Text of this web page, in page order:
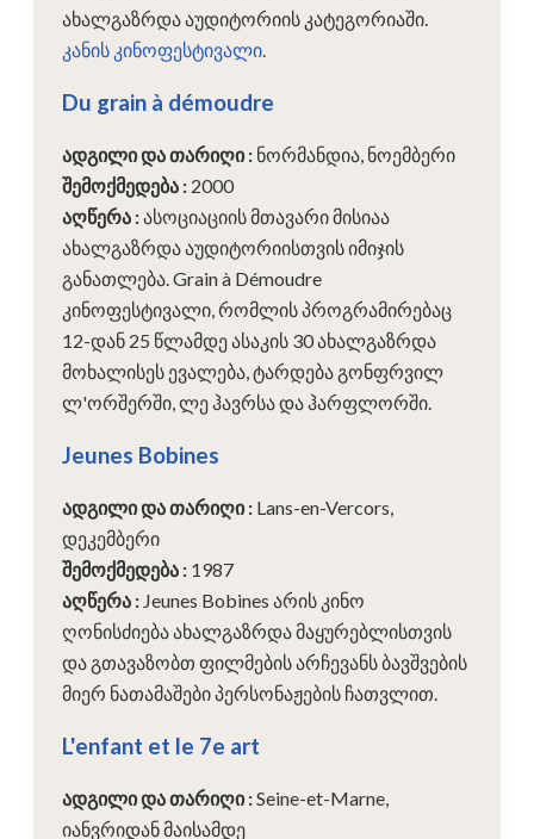
ახალგაზრდა აუდიტორიის კატეგორიაში.
კანის კინოფესტივალი
Du grain à démoudre
ადგილი და თარიღი: ნორმანდია, ნოემბერი
შემოქმედება : 2000
აღწერა :ასოციაციის მთავარი მისიაა
ახალგაზრდა აუდიტორიისთვის იმიჯის
განათლება. Grain à Démoudre
კინოფესტივალი, რომლის პროგრამირებაც
12-დან 25 წლამდე ასაკის 30 ახალგაზრდა
მოხალისეს ევალება, ტარდება გონფრვილ
ლ'ორშერში, ლე ჰავრსა და ჰარფლორში.
Jeunes Bobines
ადგილი და თარიღი: Lans-en-Vercors,
დეკემბერი
შემოქმედება : 1987
აღწერა : Jeunes Bobines არის კინო
ღონისძიება ახალგაზრდა მაყურებლისთვის
და გთავაზობთ ფილმების არჩევანს ბავშვების
მიერ ნათამაშები პერსონაჟების ჩათვლით.
L'enfant et le 7e art
ადგილი და თარიღი:Seine-et-Marne,
იანვრიდან მაისამდე